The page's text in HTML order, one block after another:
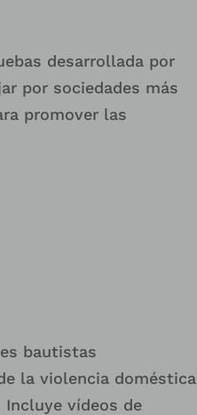
desarrollada por
por sociedades más
promover las
bautistas
la violencia doméstica
vídeos de